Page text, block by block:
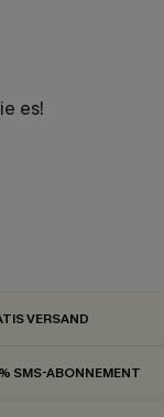
es!
VERSAND
SMS-ABONNEMENT